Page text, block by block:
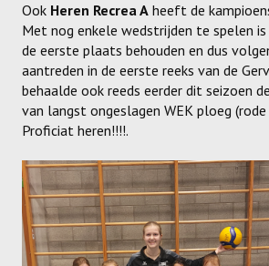
WINTER WEEKEND
JEUGDDAG
BEACHVOLLEY
CLUBSHOP
LIVE SCORE
Ook Heren Recrea A heeft de
Met nog enkele wedstrijden te spelen
de eerste plaats behouden en dus
aantreden in de eerste reeks van de
behaalde ook reeds eerder dit seizoen
van langst ongeslagen WEK ploeg
Proficiat heren!!!!.